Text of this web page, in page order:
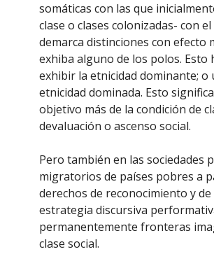
somáticas con las que
clase o clases colonizadas- con
demarca distinciones con efecto
exhiba alguno de los polos. Esto
exhibir la etnicidad dominante; o
etnicidad dominada. Esto
objetivo más de la condición de
devaluación o ascenso social.
Pero también en las sociedades
migratorios de países pobres a
derechos de reconocimiento y
estrategia discursiva
permanentemente fronteras
clase social.